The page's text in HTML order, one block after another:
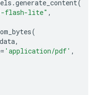
.generate_content(
flash-lite" ,
(
,
= 'application/pdf' ,